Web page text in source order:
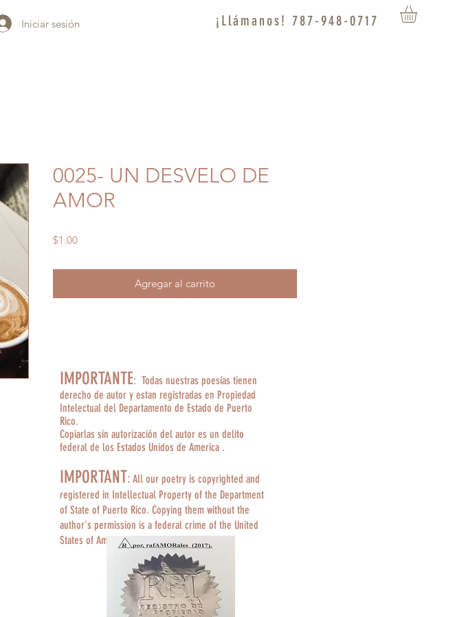
Iniciar sesión ¡Llámanos! 787-948-0717
0025- UN DESVELO DE
AMOR
$1.00Precio
Agregar al carrito
IMPORTANTE: Todas nuestras poesías tienen
derecho de autor y estan registradas en Propiedad
Intelectual del Departamento de Estado de Puerto
Rico.
Copiarlas sin autorización del autor es un delito
federal de los Estados Unidos de America .
IMPORTANT: All our poetry is copyrighted and
registered in Intellectual Property of the Department
of State of Puerto Rico. Copying them without the
author's permission is a federal crime of the United
States of America.